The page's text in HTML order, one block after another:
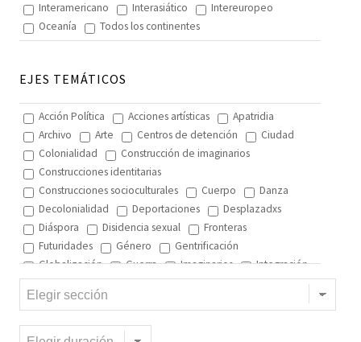
Interamericano
Interasiático
Intereuropeo
Oceanía
Todos los continentes
EJES TEMÁTICOS
Acción Política Acciones artísticas
Apatridia
Archivo
Arte Centros de detención
Ciudad
Colonialidad
Construcción de imaginarios
Construcciones identitarias
Construcciones socioculturales
Cuerpo
Danza
Decolonialidad
Deportaciones
Desplazadxs
Diáspora
Disidencia sexual
Fronteras
Futuridades
Género
Gentrificación
Globalización
Guerra Imaginarios
Integración
Interculturalidad
Interculturalidad en el arte
Interculturalidad en la música
Migración y DD.HH